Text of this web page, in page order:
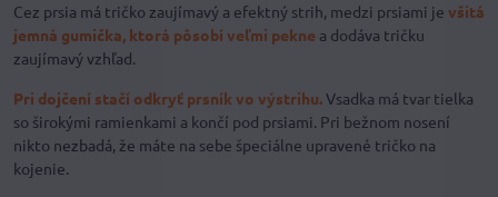
Cez prsia má tričko zaujímavý a efektný strih, medzi prsiami je všitá
jemná gumička, ktorá pôsobí veľmi pekne a dodáva tričku
zaujímavý vzhľad.
Pri dojčení stačí odkryť prsník vo výstrihu.Vsadka má tvar tielka
so širokými ramienkami a končí pod prsiami. Pri bežnom nosení
nikto nezbadá, že máte na sebe špeciálne upravené tričko na
kojenie.